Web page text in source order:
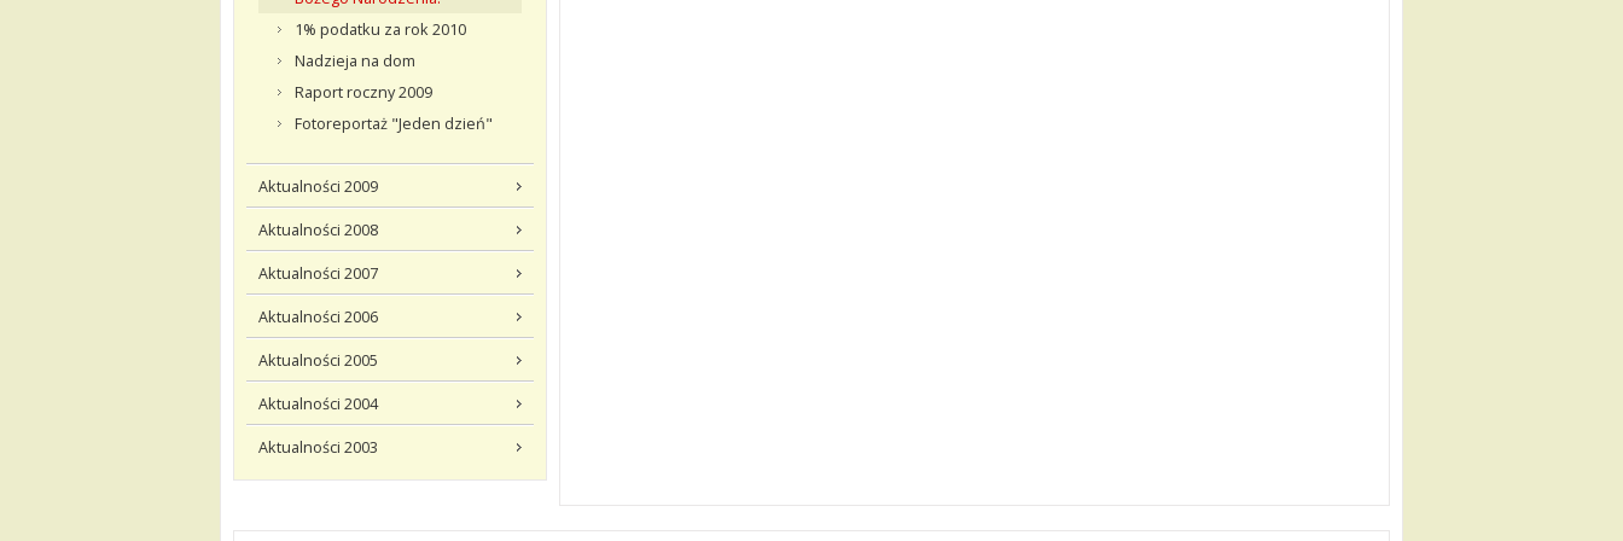
1% podatku za rok 2010
Nadzieja na dom
Raport roczny 2009
Fotoreportaż "Jeden dzień"
Aktualności 2009
Aktualności 2008
Aktualności 2007
Aktualności 2006
Aktualności 2005
Aktualności 2004
Aktualności 2003